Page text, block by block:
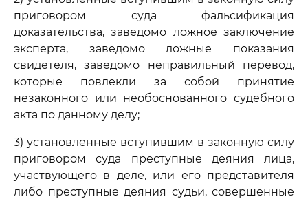
приговором суда фальсификация
доказательства, заведомо ложное заключение
эксперта, заведомо ложные показания
свидетеля, заведомо неправильный перевод,
которые повлекли за собой принятие
незаконного или необоснованного судебного
акта по данному делу;
3) установленные вступившим в законную силу
приговором суда преступные деяния лица,
участвующего в деле, или его представителя
либо преступные деяния судьи, совершенные